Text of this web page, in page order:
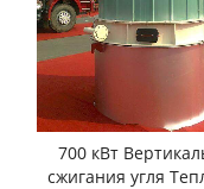
700 кВт
сжигания угля